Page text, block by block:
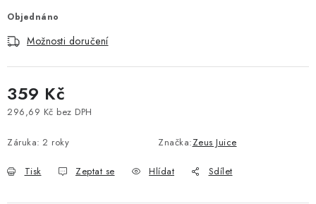
Objednáno
Možnosti doručení
359 Kč
296,69 Kč bez DPH
Záruka: 2 roky Značka:Zeus Juice
Tisk Zeptat se Hlídat Sdílet